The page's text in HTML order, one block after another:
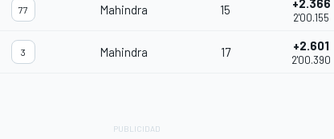
77 Mahindra 15 +2.366
2'00.155
3 Mahindra 17 +2.601
2'00.390